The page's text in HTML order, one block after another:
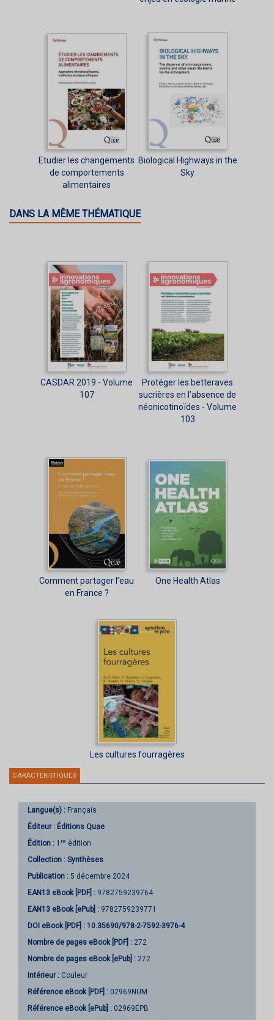
Etudier les changements
de comportements
alimentaires
Biological Highways in the
Sky
DANS LA MÊME THÉMATIQUE
CASDAR 2019 - Volume
107
Protéger les betteraves
sucrières en l’absence de
néonicotinoïdes - Volume
103
Comment partager l’eau
en France ?
One Health Atlas
Les cultures fourragères
CARACTÉRISTIQUES
Langue(s) : Français
Éditeur : Éditions Quae
Édition : 1 re édition
Collection : Synthèses
Publication : 5 décembre 2024
EAN13 eBook [PDF] : 9782759239764
EAN13 eBook [ePub] : 9782759239771
DOI eBook [PDF] : 10.35690/978-2-7592-3976-4
Nombre de pages eBook [PDF] : 272
Nombre de pages eBook [ePub] : 272
Intérieur : Couleur
Référence eBook [PDF] : 02969NUM
Référence eBook [ePub] : 02969EPB